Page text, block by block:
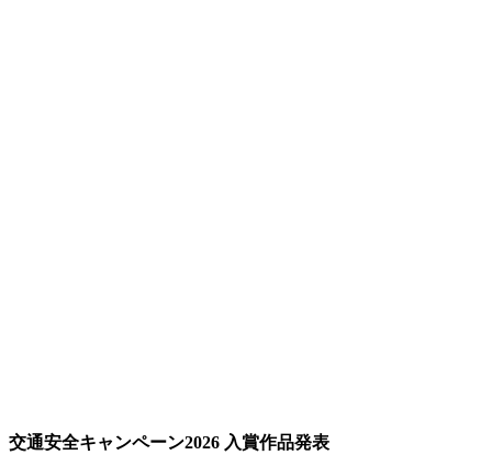
交通安全キャンペーン2026 入賞作品発表